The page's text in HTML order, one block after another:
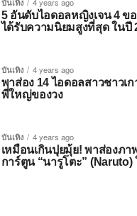
5 อันดับไอดอลหญิงเจน 4 ข
ได้รับความนิยมสูงที่สุด ในปี
บันเทิง 4 years ago
พาส่อง 14 ไอดอลสาวชาวเ
พี่ใหญ่ของวง
บันเทิง 4 years ago
เหมือนเกินปุยมุ้ย! พาส่องภา
การ์ตูน “นารูโตะ” (Naruto)